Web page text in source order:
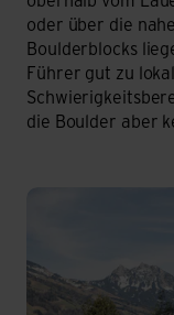
oder über die
Boulderblocks
Führer gut zu
die Boulder aber